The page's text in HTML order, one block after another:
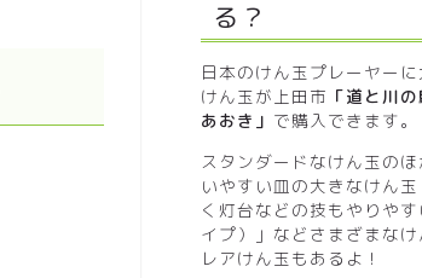
る？
日本のけん玉プレーヤー
けん玉が上田市 「道と川の
あおき」 で購入できます。
スタンダードなけん玉の
いやすい皿の大きなけん
く灯台などの技もやりや
イプ）」などさまざまなけ
レアけん玉もあるよ！